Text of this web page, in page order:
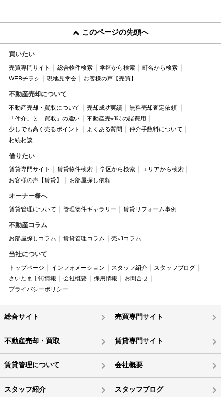
このページの先頭へ
買いたい
売買専門サイト 総合物件検索 学区から検索
町名から検索
WEBチラシ
現地見学会 お客様の声【売買】
不動産売却について
不動産売却・買取について 売却成功実績
無料売却査定依頼
「仲介」と「買取」の違い
不動産売却時の諸費用
少しでも高く売るポイント
よくある質問
仲介手数料について
相続相談
借りたい
賃貸専門サイト 賃貸物件検索 学区から検索
エリアから検索
お客様の声【賃貸】
お部屋探し依頼
オーナー様へ
賃貸管理について 管理物件ギャラリー 賃貸リフォーム事例
不動産コラム
お部屋探しコラム 賃貸管理コラム 売却コラム
当社について
トップページ インフォメーション スタッフ紹介
スタッフブログ
さいたま市街情報
会社概要 採用情報
お問合せ
プライバシーポリシー
総合サイト 売買専門サイト
不動産売却・買取 賃貸専門サイト
賃貸管理について 会社概要
スタッフ紹介 スタッフブログ